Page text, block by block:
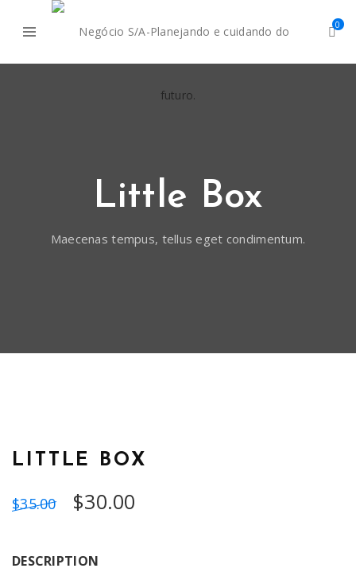
0
Little Box
Maecenas tempus, tellus eget condimentum.
LITTLE BOX
$35.00 $30.00
DESCRIPTION